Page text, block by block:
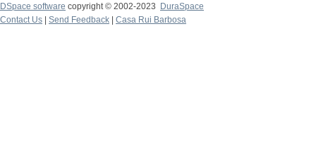
DSpace software copyright © 2002-2023
DuraSpace
Contact Us
Send Feedback Casa Rui Barbosa